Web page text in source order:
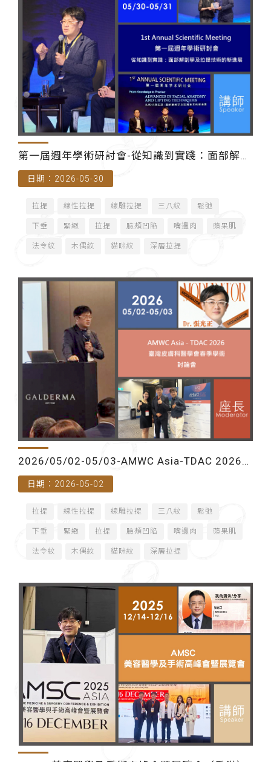
第一屆週年學術研討會-從知識到實踐：面部解剖
學及拉提技術的新進展（香港）-主講師
日期：2026-05-30
拉提 線性拉提 線雕拉提 三八紋 鬆弛
下垂 緊緻 拉提 臉頰凹陷 嘴邊肉 蘋果肌
法令紋 木偶紋 貓咪紋 深層拉提
2026/05/02-05/03-AMWC Asia-TDAC 2026
臺灣皮膚科醫學會春季學術討論會（台北）
日期：2026-05-02
拉提 線性拉提 線雕拉提 三八紋 鬆弛
下垂 緊緻 拉提 臉頰凹陷 嘴邊肉 蘋果肌
法令紋 木偶紋 貓咪紋 深層拉提